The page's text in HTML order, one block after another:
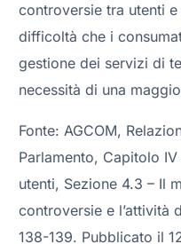
controversie tra utenti
difficoltà che i
gestione dei servizi di
necessità di una
Fonte: AGCOM,
Parlamento, Capitolo
utenti, Sezione 4.3 – Il
controversie e l’attività
138-139. Pubblicato il